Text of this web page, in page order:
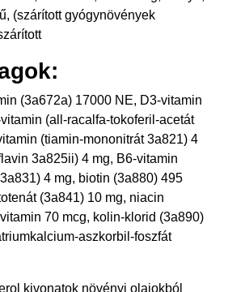
(szárított gyógynövények
(3a672a) 17000 NE, D3-vitamin
(all-racalfa-tokoferil-acetát
(tiamin-mononitrát 3a821) 4
3a825ii) 4 mg, B6-vitamin
4 mg, biotin (3a880) 495
(3a841) 10 mg, niacin
70 mcg, kolin-klorid (3a890)
aszkorbil-foszfát
kivonatok növényi olajokból